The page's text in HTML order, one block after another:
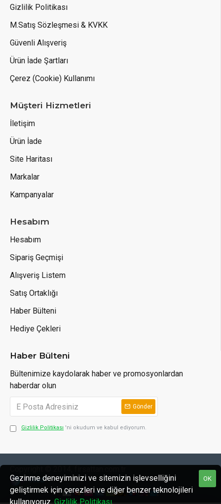
Gizlilik Politikası
M.Satış Sözleşmesi & KVKK
Güvenli Alışveriş
Ürün İade Şartları
Çerez (Cookie) Kullanımı
Müşteri Hizmetleri
İletişim
Ürün İade
Site Haritası
Markalar
Kampanyalar
Hesabım
Hesabım
Sipariş Geçmişi
Alışveriş Listem
Satış Ortaklığı
Haber Bülteni
Hediye Çekleri
Haber Bülteni
Bültenimize kaydolarak haber ve promosyonlardan
haberdar olun
Gönder
Gizlilik Politikası 'ni okudum ve kabul ediyorum.
OK
Gezinme deneyiminizi ve sitemizin işlevselliğini
geliştirmek için çerezleri ve diğer benzer teknolojileri
kullanıyoruz. Gizlilik Politikası.